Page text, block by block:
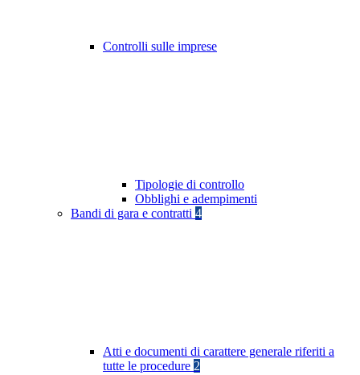
Controlli sulle imprese
Tipologie di controllo
Obblighi e adempimenti
Bandi di gara e contratti 4
Atti e documenti di carattere generale riferiti a
tutte le procedure 2